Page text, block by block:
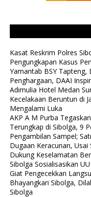
Kasat Reskrim Polres
Pengungkapan Kasus
Yamantab BSY
Penghargaan, DAAI
Adimulia Hotel Medan
Kecelakaan Beruntun di
Mengalami Luka
AKP A M Purba
Terungkap di Sibolga, 9
Pengambilan Sampel;
Dugaan Keracunan,
Dukung Keselamatan
Sibolga Sosialisasikan
Giat Pengecekkan
Bhayangkari Sibolga,
Sibolga